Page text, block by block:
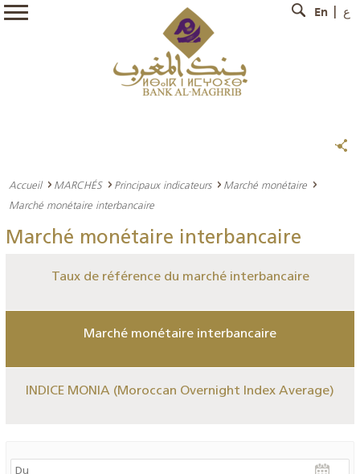
En ع
Accueil MARCHÉS Principaux indicateurs
Marché monétaire
Marché monétaire interbancaire
Marché monétaire interbancaire
Taux de référence du marché interbancaire
Marché monétaire interbancaire
INDICE MONIA (Moroccan Overnight Index Average)